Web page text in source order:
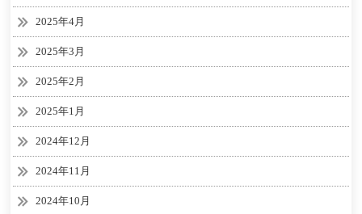
2025年4月
2025年3月
2025年2月
2025年1月
2024年12月
2024年11月
2024年10月